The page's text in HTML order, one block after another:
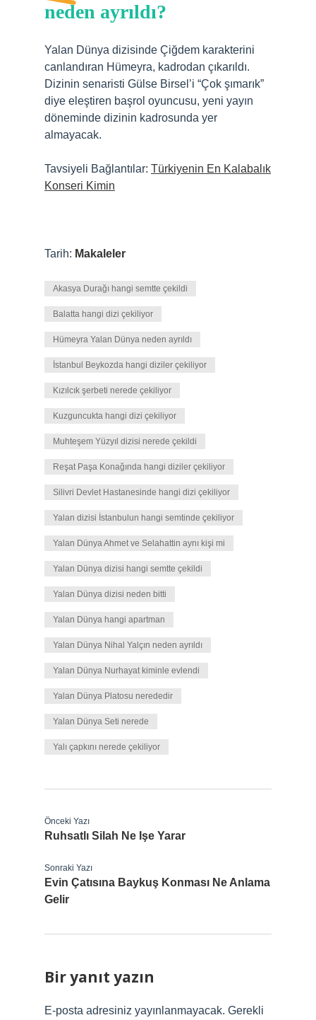
neden ayrıldı?
Yalan Dünya dizisinde Çiğdem karakterini
canlandıran Hümeyra, kadrodan çıkarıldı.
Dizinin senaristi Gülse Birsel’i “Çok şımarık”
diye eleştiren başrol oyuncusu, yeni yayın
döneminde dizinin kadrosunda yer
almayacak.
Tavsiyeli Bağlantılar: Türkiyenin En Kalabalık
Konseri Kimin
Tarih: Makaleler
Akasya Durağı hangi semtte çekildi
Balatta hangi dizi çekiliyor
Hümeyra Yalan Dünya neden ayrıldı
İstanbul Beykozda hangi diziler çekiliyor
Kızılcık şerbeti nerede çekiliyor
Kuzguncukta hangi dizi çekiliyor
Muhteşem Yüzyıl dizisi nerede çekildi
Reşat Paşa Konağında hangi diziler çekiliyor
Silivri Devlet Hastanesinde hangi dizi çekiliyor
Yalan dizisi İstanbulun hangi semtinde çekiliyor
Yalan Dünya Ahmet ve Selahattin aynı kişi mi
Yalan Dünya dizisi hangi semtte çekildi
Yalan Dünya dizisi neden bitti
Yalan Dünya hangi apartman
Yalan Dünya Nihal Yalçın neden ayrıldı
Yalan Dünya Nurhayat kiminle evlendi
Yalan Dünya Platosu nerededir
Yalan Dünya Seti nerede
Yalı çapkını nerede çekiliyor
Önceki Yazı
Ruhsatlı Silah Ne Işe Yarar
Sonraki Yazı
Evin Çatısına Baykuş Konması Ne Anlama
Gelir
Bir yanıt yazın
E-posta adresiniz yayınlanmayacak. Gerekli